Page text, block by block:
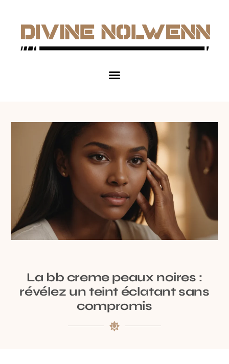
La bb creme peaux noires :
révélez un teint éclatant sans
compromis